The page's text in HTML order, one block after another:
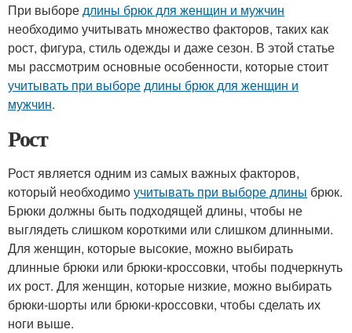
При выборедлины брюк для женщин и мужчин
необходимо учитывать множество факторов, таких как
рост, фигура, стиль одежды и даже сезон. В этой статье
мы рассмотрим основные особенности, которые стоит
учитывать при выборедлины брюк для женщин и
мужчин.
Рост
Рост является одним из самых важных факторов,
который необходимоучитывать при выборе длины брюк.
Брюки должны быть подходящей длины, чтобы не
выглядеть слишком короткими или слишком длинными.
Для женщин, которые высокие, можно выбирать
длинные брюки или брюки-кроссовки, чтобы подчеркнуть
их рост. Для женщин, которые низкие, можно выбирать
брюки-шорты или брюки-кроссовки, чтобы сделать их
ноги выше.